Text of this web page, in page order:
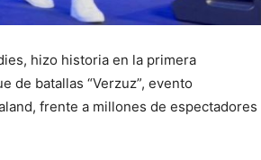
hizo historia en la primera
de batallas “Verzuz”, evento
frente a millones de espectadores